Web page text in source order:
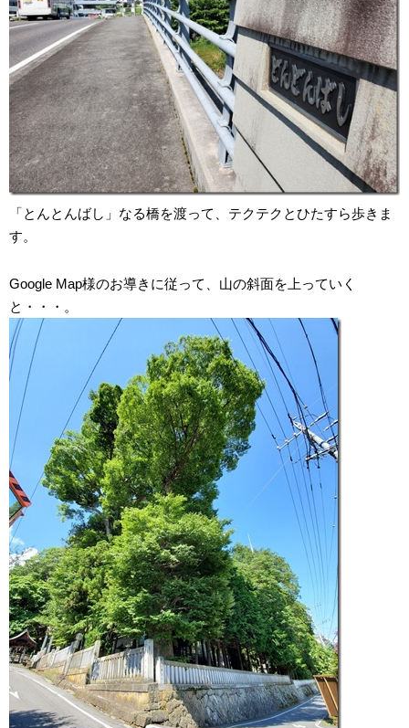
「とんとんばし」なる橋を渡って、テクテクとひたすら歩きま
す。
Google Map様のお導きに従って、山の斜面を上っていく
と・・・。